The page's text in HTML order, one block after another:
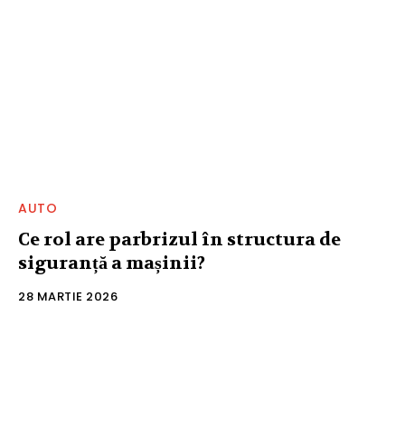
AUTO
Ce rol are parbrizul în structura de
siguranță a mașinii?
28 MARTIE 2026